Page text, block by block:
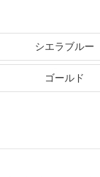
シエラブルー
ゴールド